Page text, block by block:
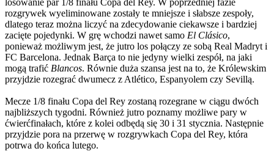
rozgrywek wyeliminowane zostały te mniejsze i słabsze zespoły,
dlatego teraz można liczyć na zdecydowanie ciekawsze i bardziej
zacięte pojedynki. W grę wchodzi nawet samo El Clásico,
ponieważ możliwym jest, że jutro los połączy ze sobą Real Madryt i
FC Barcelona. Jednak Barça to nie jedyny wielki zespół, na jaki
mogą trafić Blancos. Równie duża szansa jest na to, że Królewskim
przyjdzie rozegrać dwumecz z Atlético, Espanyolem czy Sevillą.
Mecze 1/8 finału Copa del Rey zostaną rozegrane w ciągu dwóch
najbliższych tygodni. Również jutro poznamy możliwe pary w
ćwierćfinałach, które z kolei odbędą się 30 i 31 stycznia. Następnie
przyjdzie pora na przerwę w rozgrywkach Copa del Rey, która
potrwa do końca lutego.